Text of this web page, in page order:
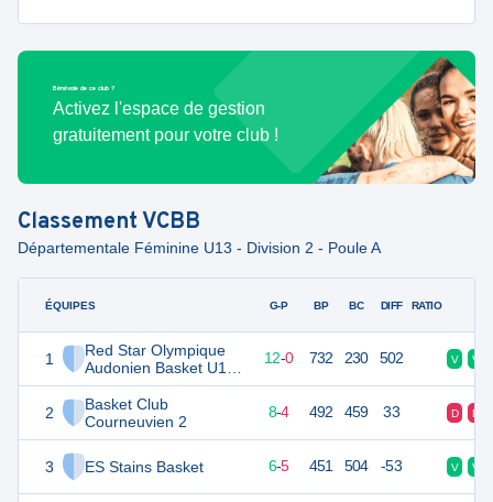
Bénévole de ce club ?
Activez l'espace de gestion
gratuitement pour votre club !
Classement VCBB
Départementale Féminine U13 - Division 2 - Poule A
ÉQUIPES
1
Red Star Olympique
Audonien Basket U13
Féminines
2
Basket Club
Courneuvien 2
3 ES Stains Basket
G-P BP BC DIFF RATIO
24 12-0 732 230 502 V V
8-4 492 459 33 D D
17 6-5 451 504 -53 V V